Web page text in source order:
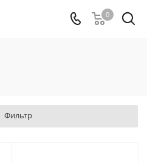
0
Фильтр